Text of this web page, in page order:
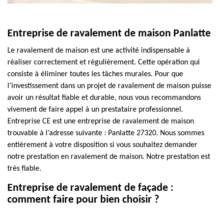
Entreprise de ravalement de maison Panlatte
Le ravalement de maison est une activité indispensable à
réaliser correctement et régulièrement. Cette opération qui
consiste à éliminer toutes les tâches murales. Pour que
l’investissement dans un projet de ravalement de maison puisse
avoir un résultat fiable et durable, nous vous recommandons
vivement de faire appel à un prestataire professionnel.
Entreprise CE est une entreprise de ravalement de maison
trouvable à l’adresse suivante : Panlatte 27320. Nous sommes
entièrement à votre disposition si vous souhaitez demander
notre prestation en ravalement de maison. Notre prestation est
très fiable.
Entreprise de ravalement de façade :
comment faire pour bien choisir ?